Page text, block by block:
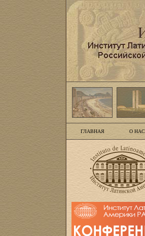
ГЛАВНАЯ О НАС